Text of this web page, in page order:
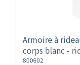
Armoire à
corps blanc -
800602